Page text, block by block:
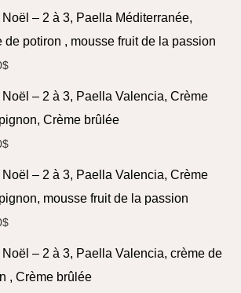
Noël – 2 à 3, Paella Méditerranée,
de potiron , mousse fruit de la passion
$
Noël – 2 à 3, Paella Valencia, Crème
Crème brûlée
$
Noël – 2 à 3, Paella Valencia, Crème
mousse fruit de la passion
$
Noël – 2 à 3, Paella Valencia, crème de
, Crème brûlée